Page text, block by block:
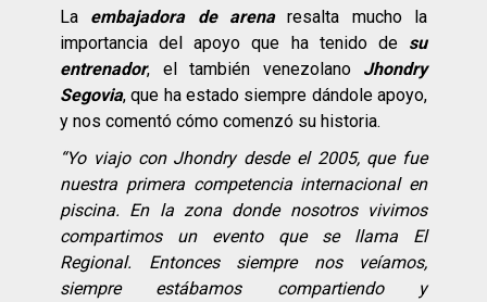
La embajadora de arena resalta mucho la
importancia del apoyo que ha tenido de su
entrenador, el también venezolano Jhondry
Segovia, que ha estado siempre dándole apoyo,
y nos comentó cómo comenzó su historia.
“Yo viajo con Jhondry desde el 2005, que fue
nuestra primera competencia internacional en
piscina. En la zona donde nosotros vivimos
compartimos un evento que se llama El
Regional. Entonces siempre nos veíamos,
siempre estábamos compartiendo y